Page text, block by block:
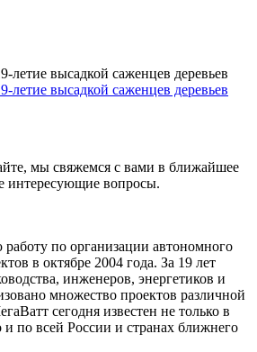
летие высадкой саженцев деревьев
мы свяжемся с вами в ближайшее
интересующие вопросы.
по организации автономного
в октябре 2004 года. За 19 лет
инженеров, энергетиков и
множество проектов различной
сегодня известен не только в
и по всей России и странах ближнего